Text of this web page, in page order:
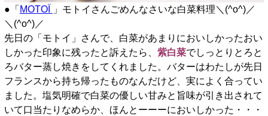
●「 MOTOÏ
」モトイさんごめんなさいな白菜料理＼(^o^)／
＼(^o^)／
先日の「モトイ」さんで、白菜があまりにおいしかったおい
しかった印象に残ったと訴えたら、 紫白菜でしっとりとろと
ろバター蒸し焼きをしてくれました。バターはわたしが先日
フランスから持ち帰ったものなんだけど、実によく合ってい
ました。塩気明確で白菜の優しい甘みと旨味が引き出されて
いて口当たりなめらか、ほんとーーーにおいしかった・・・